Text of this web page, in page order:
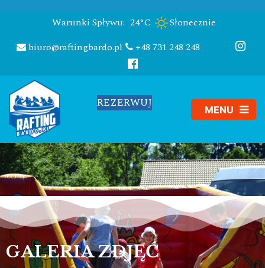
Warunki Spływu: 24°C
Słonecznie
biuro@raftingbardo.pl
+48 731 248 248
REZERWUJ
GALERIA ZDJĘĆ